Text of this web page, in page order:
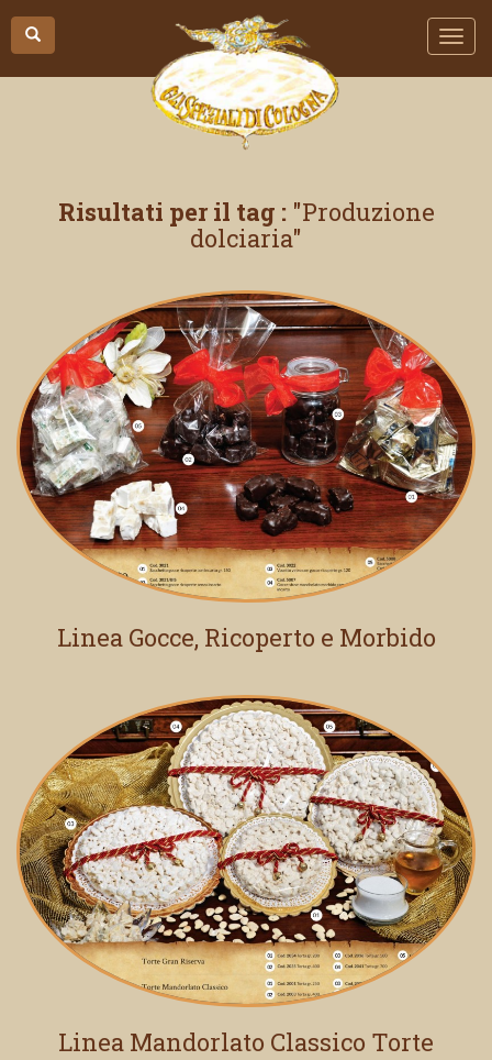
Risultati per il tag : Produzione
dolciaria
Linea Gocce, Ricoperto e Morbido
Linea Mandorlato Classico Torte